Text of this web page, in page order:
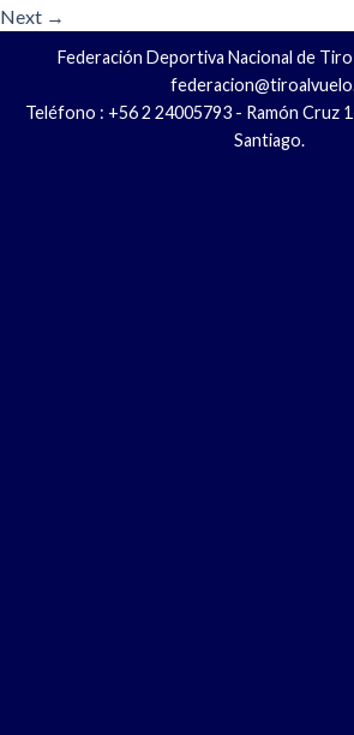
Next →
Federación Deportiva Nacional de Tiro
Teléfono : +56 2 24005793 - Ramón Cruz
Santiago.